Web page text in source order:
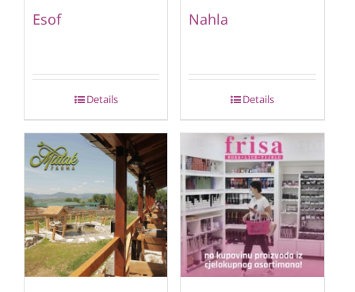
Esof
Details
Nahla
Details